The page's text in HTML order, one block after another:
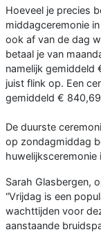
Hoeveel je precies
middagceremonie
ook af van de dag
betaal je van
namelijk gemiddeld
juist flink op. Een
gemiddeld €
De duurste
op zondagmiddag
huwelijksceremonie
Sarah Glasbergen,
“Vrijdag is een
wachttijden voor
aanstaande